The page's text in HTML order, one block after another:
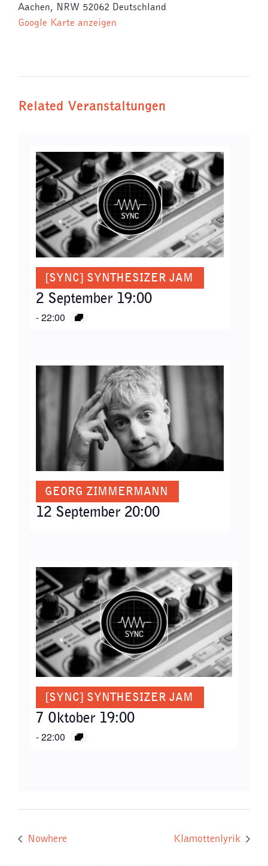
Aachen, NRW 52062 Deutschland
Google Karte anzeigen
Related Veranstaltungen
[SYNC] SYNTHESIZER JAM
2 September 19:00
-22:00
GEORG ZIMMERMANN
12 September 20:00
[SYNC] SYNTHESIZER JAM
7 Oktober 19:00
-22:00
Nowhere Klamottenlyrik